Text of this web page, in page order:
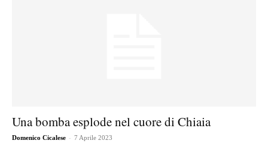
Una bomba esplode nel cuore di Chiaia
Domenico Cicalese - 7 Aprile 2023